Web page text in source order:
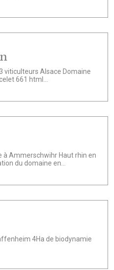
viticulteurs Alsace Domaine
661 html...
à Ammerschwihr Haut rhin en
du domaine en...
4Ha de biodynamie